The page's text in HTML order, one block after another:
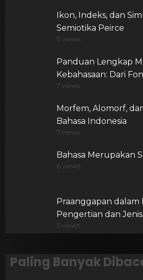
Ikon, Indeks, dan
Semiotika Peirce
11 views
Panduan Lengkap
Kebahasaan: Dari
7 views
Morfem, Alomorf,
Bahasa Indonesia
7 views
Bahasa Merupakan
6 views
Praanggapan dalam
Pengertian dan
5 views
Paling Banyak